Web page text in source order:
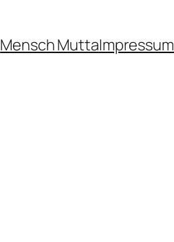
Mensch MuttaImpressum